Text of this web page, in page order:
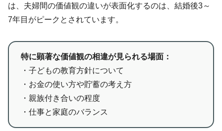
は、夫婦間の価値観の違いが表面化するのは、結婚後3～
7年目がピークとされています。
特に顕著な価値観の相違が見られる場面：
・子どもの教育方針について
・お金の使い方や貯蓄の考え方
・親族付き合いの程度
・仕事と家庭のバランス